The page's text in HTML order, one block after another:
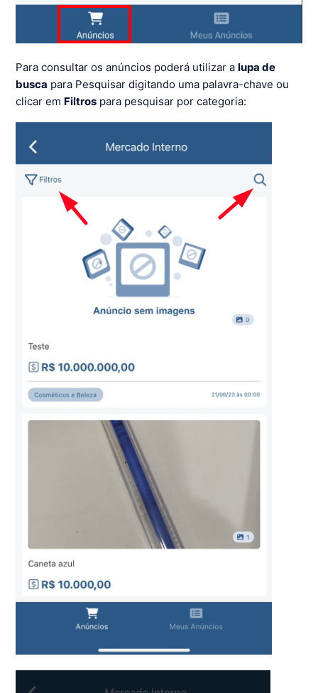
Para consultar os anúncios poderá utilizar alupa de
busca para Pesquisar digitando uma palavra-chave ou
clicar em Filtros para pesquisar por categoria: